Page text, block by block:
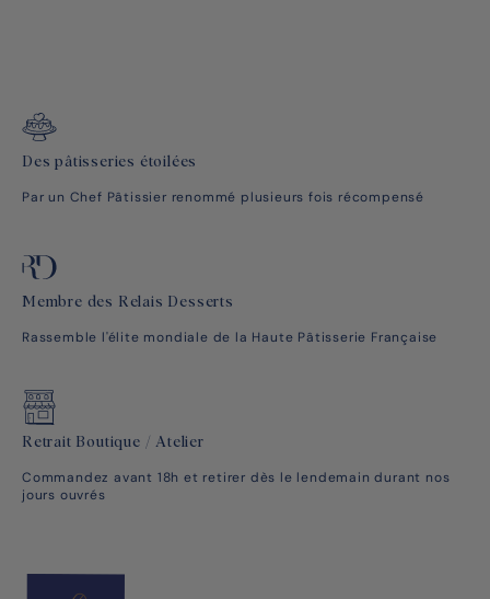
Des pâtisseries étoilées
Par un Chef Pâtissier renommé plusieurs fois récompensé
Membre des Relais Desserts
Rassemble l'élite mondiale de la Haute Pâtisserie Française
Retrait Boutique / Atelier
Commandez avant 18h et retirer dès le lendemain durant nos
jours ouvrés